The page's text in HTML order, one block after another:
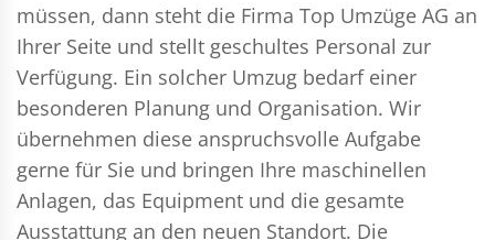
müssen, dann steht die Firma Top Umzüge AG an
Ihrer Seite und stellt geschultes Personal zur
Verfügung. Ein solcher Umzug bedarf einer
besonderen Planung und Organisation. Wir
übernehmen diese anspruchsvolle Aufgabe
gerne für Sie und bringen Ihre maschinellen
Anlagen, das Equipment und die gesamte
Ausstattung an den neuen Standort. Die